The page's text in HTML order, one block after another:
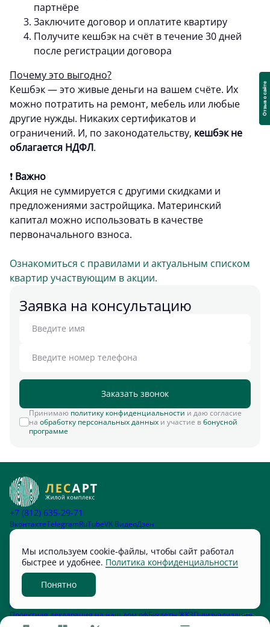
партнёре
Заключите договор и оплатите квартиру
Получите кешбэк на счёт в течение 30 дней
после регистрации договора
Почему это выгодно?
Кешбэк — это живые деньги на вашем счёте. Их
можно потратить на ремонт, мебель или любые
другие нужды. Никаких сертификатов и
ограничений. И, по законодательству, кешбэк не
облагается НДФЛ.
❗️ Важно
Акция не суммируется с другими скидками и
предложениями застройщика. Материнский
капитал можно использовать в качестве
первоначального взноса.
Ознакомиться с правилами и актуальным списком
квартир участвующим в акции.
Заявка на консультацию
Заказать звонок
Принимаю политику конфиденциальности и даю согласие
на обработку персональных данныхи участие вбонусной
программе
+7 (812) 635-29-71
ВконтактеTelegramRuTubeVK ВидеоДзен
Документы
Проектная декларация на наш.дом.рфБуклеты ЖК3D-визуализация
Разработано
Остались вопросы?
Мы перезвоним
Мы используем cookie-файлы, чтобы сайт работал
быстрее и удобнее. Политика конфиденциальности
Понятно